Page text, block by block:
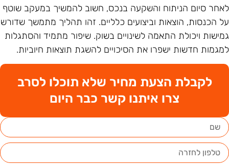
סיום הניתוח והשקעה בנכס, חשוב להמשיך במעקב שוטף
הכנסות, הוצאות וביצועים כלליים. זהו תהליך מתמשך שדורש
ויכולת התאמה לשינויים בשוק. שיפור מתמיד והסתגלות
חדשות ישפרו את הסיכויים להשגת תוצאות חיוביות.
לקבלת הצעת מחיר שלא תוכלו לסרב
צרו איתנו קשר כבר היום